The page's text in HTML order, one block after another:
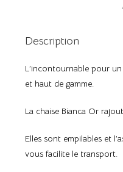
Description
L’incontournable pour
et haut de gamme.
La chaise Bianca Or
Elles sont empilables et
vous facilite le transport.